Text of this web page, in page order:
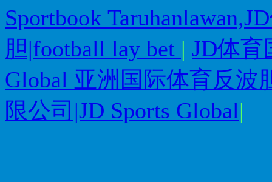
Sportbook
胆|football lay bet | JD体育
Global 亚洲国际体育反波
限公司|JD Sports Global|